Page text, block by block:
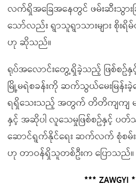
လက်ရှိအခြေအနေတွင် ဖမ်းဆီးသွားခြ
သော်လည်း ရွာသူရွာသားများ စို
ဟု ဆိုသည်။
ရုပ်အလောင်းတွေ့ရှိခဲ့သည့် ဖြစ်စ
မြို့မရဲစခန်းကို ဆက်သွယ်မေးမြန်း
ရရှိသေးသည့် အတွက် တိတိကျကျ မပ
နှင့် အဆိုပါ လူသေမှုဖြစ်စဥ်နှင့် ပ
ဆောင်ရွက်နိုင်ရေး ဆက်လက် စုံစမ်
ဟု တာဝန်ရှိသူတစ်ဦးက ပြောသည်။
*** ZAWGYI